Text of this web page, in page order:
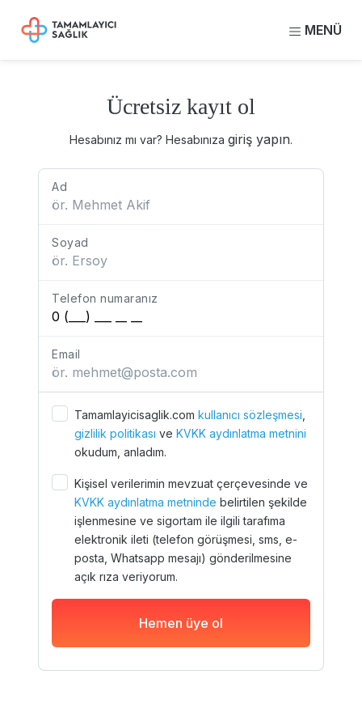
MENÜ
Ücretsiz kayıt ol
Hesabınız mı var? Hesabınıza giriş yapın.
Ad
Soyad
Telefon numaranız
Email
Tamamlayicisaglik.com kullanıcı sözleşmesi
gizlilik politikası ve KVKK aydınlatma metnini
okudum, anladım.
Kişisel verilerimin mevzuat çerçevesinde ve
KVKK aydınlatma metninde belirtilen şekilde
işlenmesine ve sigortam ile ilgili tarafıma
elektronik ileti (telefon görüşmesi, sms, e-
posta, Whatsapp mesajı) gönderilmesine
açık rıza veriyorum.
Hemen üye ol